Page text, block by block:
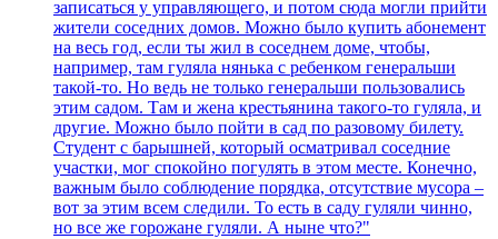
записаться у управляющего, и потом сюда могли прийти
жители соседних домов. Можно было купить абонемент
на весь год, если ты жил в соседнем доме, чтобы,
например, там гуляла нянька с ребенком генеральши
такой-то. Но ведь не только генеральши пользовались
этим садом. Там и жена крестьянина такого-то гуляла, и
другие. Можно было пойти в сад по разовому билету.
Студент с барышней, который осматривал соседние
участки, мог спокойно погулять в этом месте. Конечно,
важным было соблюдение порядка, отсутствие мусора –
вот за этим всем следили. То есть в саду гуляли чинно,
но все же горожане гуляли. А ныне что?"